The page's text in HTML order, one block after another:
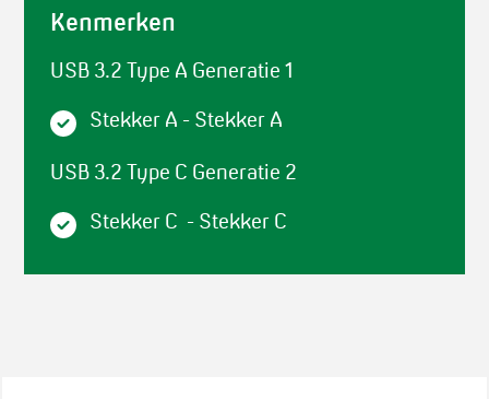
Kenmerken
USB 3.2 Type A Generatie 1
Stekker A - Stekker A
USB 3.2 Type C Generatie 2
Stekker C - Stekker C